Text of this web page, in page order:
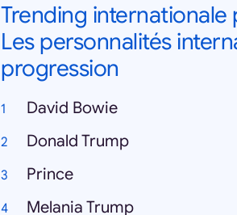
Trending internationale
Les personnalités
progression
David Bowie
Donald Trump
Prince
Melania Trump